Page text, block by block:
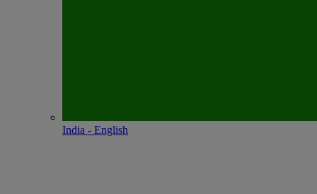
India - English